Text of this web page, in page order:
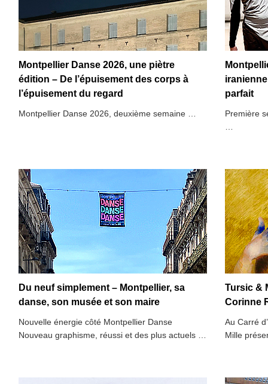
Montpellier Danse 2026, une piètre
édition – De l’épuisement des corps à
l’épuisement du regard
Montpellier Danse 2026, deuxième semaine …
parfait
Première
Du neuf simplement – Montpellier, sa
danse, son musée et son maire
Nouvelle énergie côté Montpellier Danse
Nouveau graphisme, réussi et des plus actuels …
Tursic &
Corinne
Au Carré
Mille